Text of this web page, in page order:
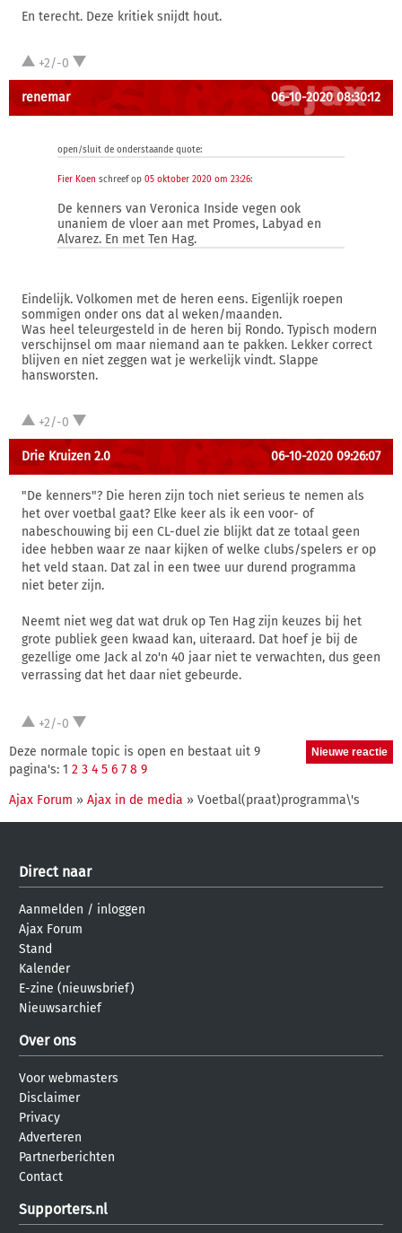
En terecht. Deze kritiek snijdt hout.
+2/-0
renemar 06-10-2020 08:30:12
open/sluit de onderstaande quote:
Fier Koen schreef op 05 oktober 2020 om 23:26:
De kenners van Veronica Inside vegen ook
unaniem de vloer aan met Promes, Labyad en
Alvarez. En met Ten Hag.
Eindelijk. Volkomen met de heren eens. Eigenlijk roepen
sommigen onder ons dat al weken/maanden.
Was heel teleurgesteld in de heren bij Rondo. Typisch modern
verschijnsel om maar niemand aan te pakken. Lekker correct
blijven en niet zeggen wat je werkelijk vindt. Slappe
hansworsten.
+2/-0
Drie Kruizen 2.0 06-10-2020 09:26:07
"De kenners"? Die heren zijn toch niet serieus te nemen als
het over voetbal gaat? Elke keer als ik een voor- of
nabeschouwing bij een CL-duel zie blijkt dat ze totaal geen
idee hebben waar ze naar kijken of welke clubs/spelers er op
het veld staan. Dat zal in een twee uur durend programma
niet beter zijn.
Neemt niet weg dat wat druk op Ten Hag zijn keuzes bij het
grote publiek geen kwaad kan, uiteraard. Dat hoef je bij de
gezellige ome Jack al zo'n 40 jaar niet te verwachten, dus geen
verrassing dat het daar niet gebeurde.
+2/-0
Deze normale topic is open en bestaat uit 9
pagina's: 1 2 3 4 5 6 7 8 9
Ajax Forum » Ajax in de media » Voetbal(praat)programma\'s
Direct naar
Aanmelden / inloggen
Ajax Forum
Stand
Kalender
E-zine (nieuwsbrief)
Nieuwsarchief
Over ons
Voor webmasters
Disclaimer
Privacy
Adverteren
Partnerberichten
Contact
Supporters.nl